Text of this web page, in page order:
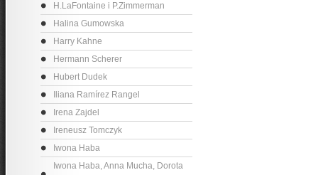
H.LaFontaine i P.Zimmerman
Halina Gumowska
Harry Kahne
Hermann Scherer
Hubert Dudek
Iliana Ramírez Rangel
Irena Zajdel
Ireneusz Tomczyk
Iwona Haba
Iwona Haba, Anna Mucha, Dorota